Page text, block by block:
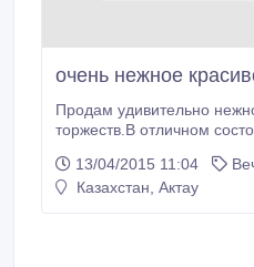
очень нежное
Продам удивительно
торжеств.В отличном
13/04/2015 11:04
Казахстан, Актау